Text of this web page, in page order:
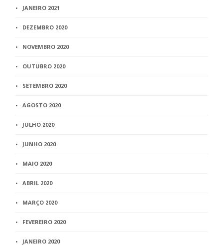
JANEIRO 2021
DEZEMBRO 2020
NOVEMBRO 2020
OUTUBRO 2020
SETEMBRO 2020
AGOSTO 2020
JULHO 2020
JUNHO 2020
MAIO 2020
ABRIL 2020
MARÇO 2020
FEVEREIRO 2020
JANEIRO 2020